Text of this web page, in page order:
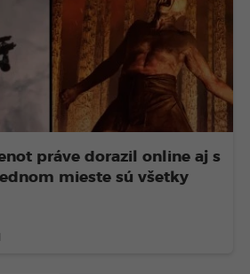
práve dorazil online aj s
mieste sú všetky